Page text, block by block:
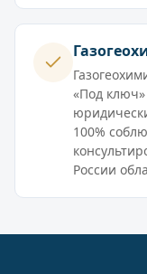
«Под
100%
России